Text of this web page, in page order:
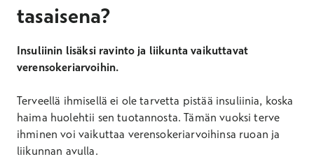
tasaisena?
Insuliinin lisäksi ravinto ja liikunta vaikuttavat
verensokeriarvoihin.
Terveellä ihmisellä ei ole tarvetta pistää insuliinia, koska
haima huolehtii sen tuotannosta. Tämän vuoksi terve
ihminen voi vaikuttaa verensokeriarvoihinsa ruoan ja
liikunnan avulla.